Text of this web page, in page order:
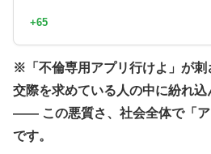
+65
※「不倫専用アプリ行けよ」が刺
交際を求めている人の中に紛れ込
―― この悪質さ、社会全体で「ア
です。